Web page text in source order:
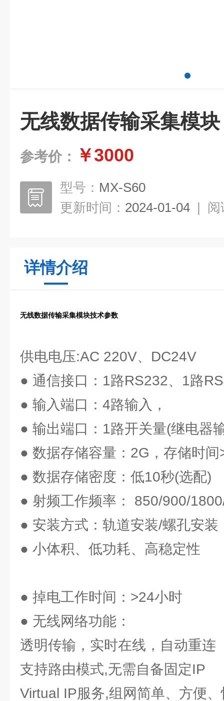
无线数据传输采集模块
参考价： ￥3000
型号： MX-S60
更新时间： 2024-01-04 | 阅
详情介绍
无线数据传输采集模块技术参数
供电电压:AC 220V、DC24V
● 通信接口：1路RS232、1路
● 输入端口：4路输入，
● 输出端口：1路开关量(继电器
● 数据存储容量：2G，存储时
● 数据存储密度：低10秒(选配)
● 射频工作频率： 850/900/
● 安装方式：轨道安装/螺孔安装
● 小体积、低功耗、高稳定性
● 掉电工作时间：>24小时
● 无线网络功能：
透明传输，实时在线，自动重连
支持路由模式,无需自备固定IP
Virtual IP服务,组网简单、方便